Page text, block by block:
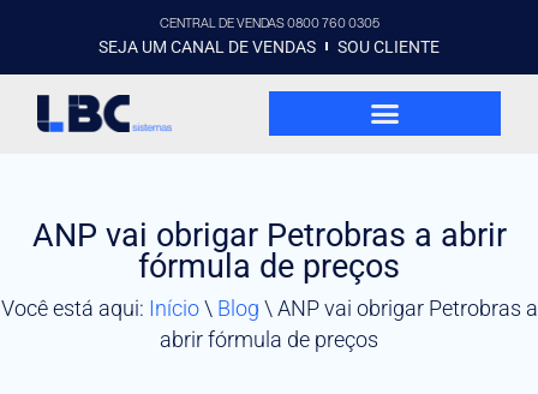
CENTRAL DE VENDAS 0800 760 0305
SEJA UM CANAL DE VENDAS SOU CLIENTE
ANP vai obrigar Petrobras a abrir
fórmula de preços
Você está aqui: Início\ Blog \ ANP vai obrigar Petrobras a
abrir fórmula de preços